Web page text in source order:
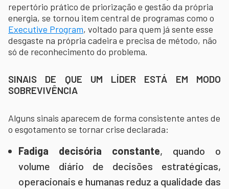
repertório prático de priorização e gestão da própria
energia, se tornou item central de programas como o
Executive Program, voltado para quem já sente esse
desgaste na própria cadeira e precisa de método, não
só de reconhecimento do problema.
SINAIS DE QUE UM LÍDER ESTÁ EM MODO
SOBREVIVÊNCIA
Alguns sinais aparecem de forma consistente antes de
o esgotamento se tornar crise declarada:
Fadiga decisória constante, quando o
volume diário de decisões estratégicas,
operacionais e humanas reduz a qualidade das